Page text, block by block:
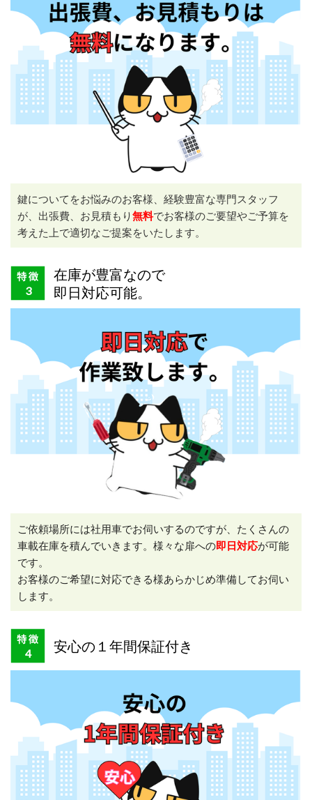
鍵についてをお悩みのお客様、経験豊富な専門スタッフ
が、出張費、お見積もり無料でお客様のご要望やご予算を
考えた上で適切なご提案をいたします。
在庫が豊富なので
即日対応可能。
ご依頼場所には社用車でお伺いするのですが、たくさんの
車載在庫を積んでいきます。様々な扉への即日対応が可能
です。
お客様のご希望に対応できる様あらかじめ準備してお伺い
します。
安心の１年間保証付き